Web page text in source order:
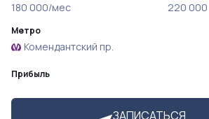
Прибыль
ЗАПИСАТЬСЯ
180 000/мес 220 000
Метро
Комендантский пр.